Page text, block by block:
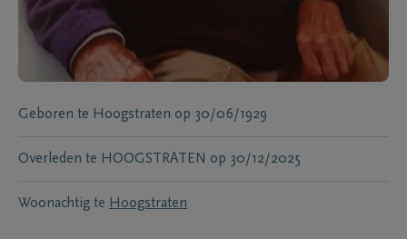
Geboren te Hoogstraten op 30/06/1929
Overleden te HOOGSTRATEN op 30/12/2025
Woonachtig te Hoogstraten